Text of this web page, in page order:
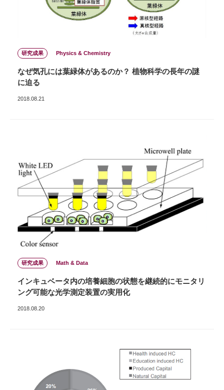
研究成果 Physics & Chemistry
なぜ気孔には葉緑体があるのか？ 植物科学の長年の謎
に迫る
2018.08.21
研究成果 Math & Data
インキュベータ内の培養細胞の状態を継続的にモニタリ
ング可能な光学測定装置の実用化
2018.08.20